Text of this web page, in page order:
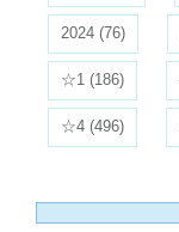
2024 (76)
☆1 (186)
☆4 (496)